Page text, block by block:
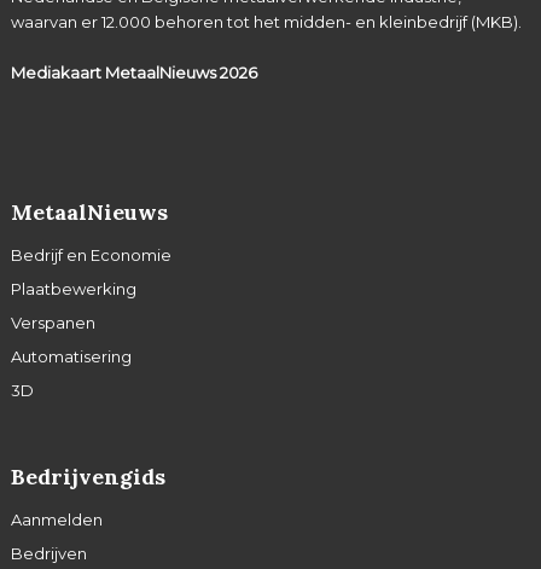
waarvan er 12.000 behoren tot het midden- en kleinbedrijf (MKB).
Mediakaart MetaalNieuws2026
MetaalNieuws
Bedrijf en Economie
Plaatbewerking
Verspanen
Automatisering
3D
Bedrijvengids
Aanmelden
Bedrijven